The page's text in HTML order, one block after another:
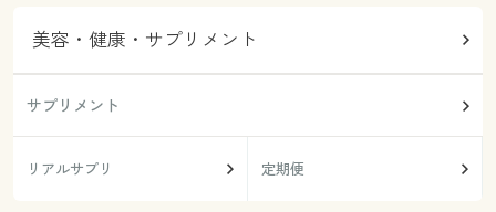
美容・健康・サプリメント
サプリメント
リアルサプリ 定期便